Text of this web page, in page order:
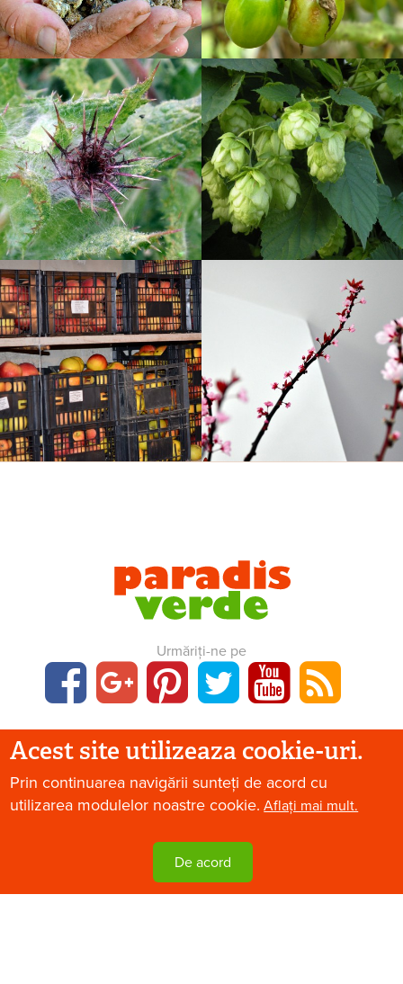
Urmăriți-ne pe
Acest site utilizeaza cookie-uri.
Prin continuarea navigării sunteți de acord cu
utilizarea modulelor noastre cookie. Aflați mai mult.
De acord